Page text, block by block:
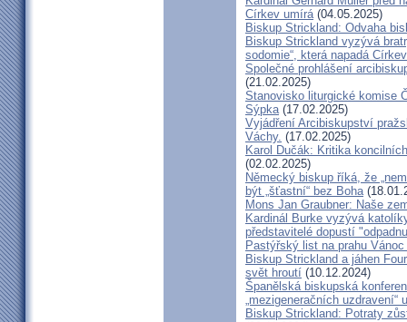
Církev umírá(04.05.2025)
Biskup Strickland: Odvaha
Biskup Strickland vyzývá
sodomie“, která napadá Církev
Společné prohlášení
(21.02.2025)
Stanovisko liturgické komise
Sýpka(17.02.2025)
Vyjádření Arcibiskupství
Váchy. (17.02.2025)
Karol Dučák: Kritika
(02.02.2025)
Německý biskup říká, že
být „šťastní“ bez Boha
Mons Jan Graubner: Naše
Kardinál Burke vyzývá
představitelé dopustí
Pastýřský list na prahu
Biskup Strickland a jáhen
svět hroutí (10.12.2024)
Španělská biskupská
„mezigeneračních
Biskup Strickland: Potraty